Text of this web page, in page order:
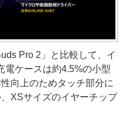
Pro 2」と比較して、イ
電ケースは約4.5%の小型
向上のためタッチ部分に
XSサイズのイヤーチップ